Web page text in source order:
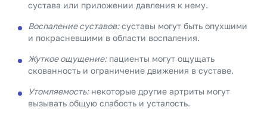
сустава или приложении давления к нему.
Воспаление суставов:суставы могут быть опухшими
и покрасневшими в области воспаления.
Жуткое ощущение:пациенты могут ощущать
скованность и ограничение движения в суставе.
Утомляемость:некоторые другие артриты могут
вызывать общую слабость и усталость.